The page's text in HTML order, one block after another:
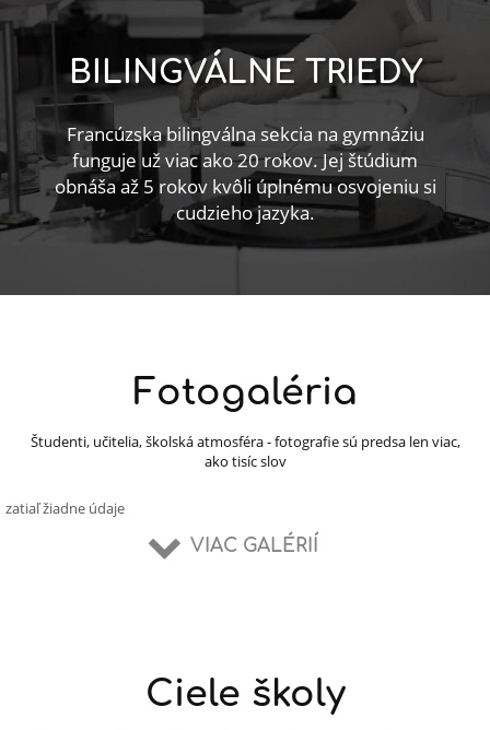
Francúzska bilingválna sekcia na gymnáziu
funguje už viac ako 20 rokov. Jej štúdium
obnáša až 5 rokov kvôli úplnému osvojeniu si
cudzieho jazyka.
BILINGVÁLNE TRIEDY
Fotogaléria
Študenti, učitelia, školská atmosféra - fotografie sú predsa len viac,
ako tisíc slov
zatiaľ žiadne údaje
VIAC GALÉRIÍ
Ciele školy